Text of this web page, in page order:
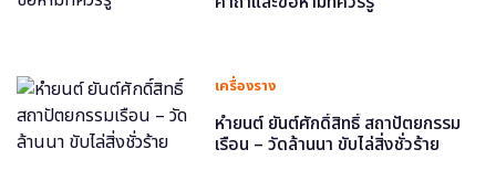
เครื่องราง
หำยนต์ ยันต์ศักดิ์สิทธิ์ สถาปัตยกรรม
เรือน – วัดล้านนา ขับไล่สิ่งชั่วร้าย